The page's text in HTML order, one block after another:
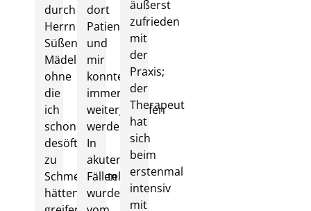
durch
Herrn
Süßenbach-
Mädel,
ohne
die
ich
schon
desöfteren
zu
Schmerzmitteln
hätten
dort
Patientin
und
mir
konnte
immer
weitergeholfen
werden.
In
akuten
Fällen
wurde
äußerst
zufrieden
mit
der
Praxis;
der
Therapeut
hat
sich
beim
erstenmal
intensiv
mit